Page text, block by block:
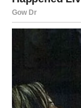
Najprecizniji
već dugo
Posebno će
kojima
konačno
Ovo je period